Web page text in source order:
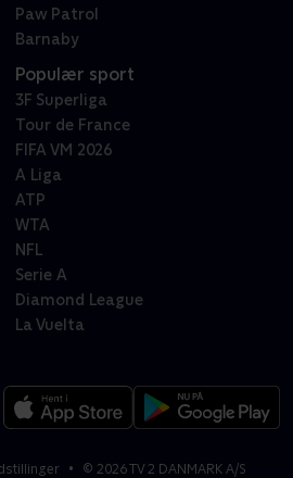
Paw Patrol
Barnaby
Populær sport
3F Superliga
Tour de France
FIFA VM 2026
A Liga
ATP
WTA
NFL
Serie A
Diamond League
La Vuelta
© 2026TV 2 DANMARK A/S